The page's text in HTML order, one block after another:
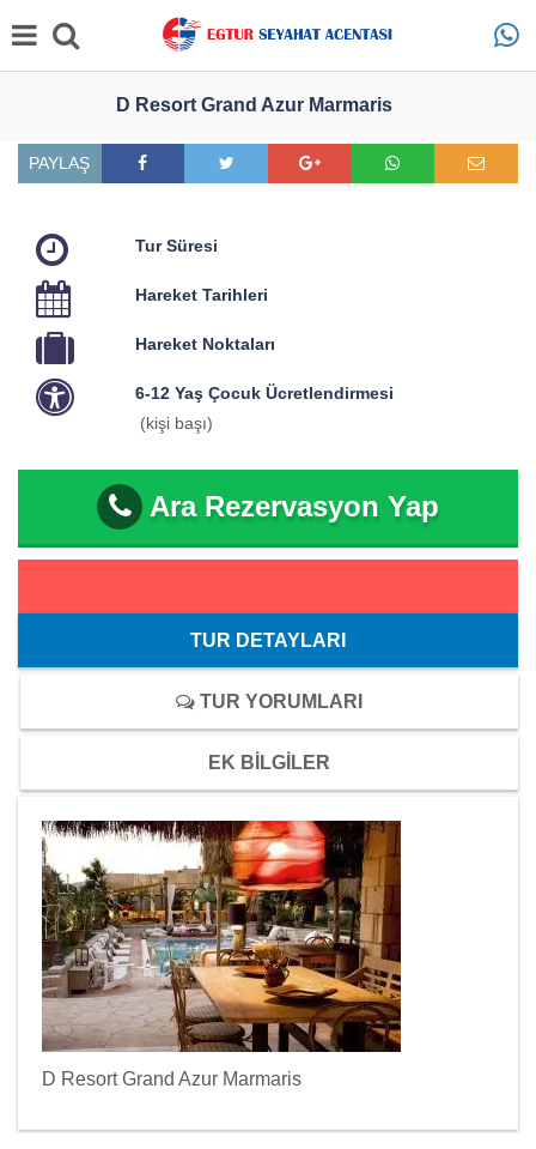
D Resort Grand Azur Marmaris
PAYLAŞ
Tur Süresi
Hareket Tarihleri
Hareket Noktaları
6-12 Yaş Çocuk Ücretlendirmesi
(kişi başı)
Ara Rezervasyon Yap
TUR DETAYLARI
TUR YORUMLARI
EK BİLGİLER
D Resort Grand Azur Marmaris